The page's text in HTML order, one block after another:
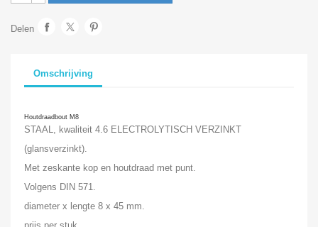
Delen
Omschrijving
Houtdraadbout M8
STAAL, kwaliteit 4.6 ELECTROLYTISCH VERZINKT
(glansverzinkt).
Met zeskante kop en houtdraad met punt.
Volgens DIN 571.
diameter x lengte 8 x 45 mm.